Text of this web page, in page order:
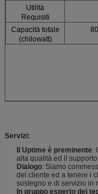
Utilità
Requisiti
Capacità totale
(chilowatt)
80
Servizi:
Il Uptime è preminente:
alta qualità ed il supporto
Dialogo: Siamo
del cliente ed a tenere i
sostegno e di servizio in
In gruppo esperto dei